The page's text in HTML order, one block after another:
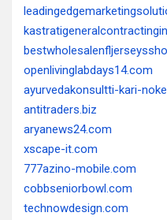
openlivinglabdays14.com
ayurvedakonsultti-kari-
antitraders.biz
aryanews24.com
xscape-it.com
777azino-mobile.com
cobbseniorbowl.com
technowdesign.com